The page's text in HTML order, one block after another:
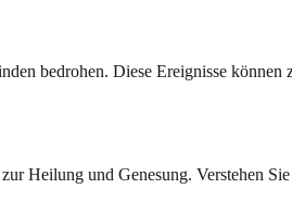
bedrohen. Diese Ereignisse können
Heilung und Genesung. Verstehen